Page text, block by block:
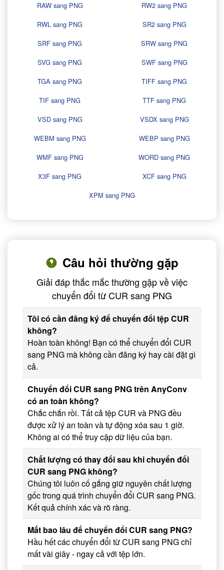
RAW sang PNG
RW2 sang PNG
RWL sang PNG
SR2 sang PNG
SRF sang PNG
SRW sang PNG
SVG sang PNG
SWF sang PNG
TGA sang PNG
TIFF sang PNG
TIF sang PNG
TTF sang PNG
VSD sang PNG
VSDX sang PNG
WEBM sang PNG
WEBP sang PNG
WMF sang PNG
WORD sang PNG
X3F sang PNG
XCF sang PNG
XPM sang PNG
Câu hỏi thường gặp
Giải đáp thắc mắc thường gặp về việc
chuyển đổi từ CUR sang PNG
Tôi có cần đăng ký để chuyển đổi tệp CUR
không?
Hoàn toàn không! Bạn có thể chuyển đổi CUR
sang PNG mà không cần đăng ký hay cài đặt gì
cả.
Chuyển đổi CUR sang PNG trên AnyConv
có an toàn không?
Chắc chắn rồi. Tất cả tệp CUR và PNG đều
được xử lý an toàn và tự động xóa sau 1 giờ.
Không ai có thể truy cập dữ liệu của bạn.
Chất lượng có thay đổi sau khi chuyển đổi
CUR sang PNG không?
Chúng tôi luôn cố gắng giữ nguyên chất lượng
gốc trong quá trình chuyển đổi CUR sang PNG.
Kết quả chính xác và rõ ràng.
Mất bao lâu để chuyển đổi CUR sang PNG?
Hầu hết các chuyển đổi từ CUR sang PNG chỉ
mất vài giây - ngay cả với tệp lớn.